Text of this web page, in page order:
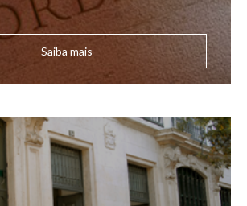
Saiba mais